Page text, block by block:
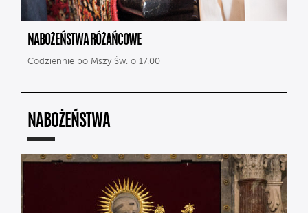
NABOŻEŃSTWA RÓŻAŃCOWE
Codziennie po Mszy Św. o 17.00
NABOŻEŃSTWA